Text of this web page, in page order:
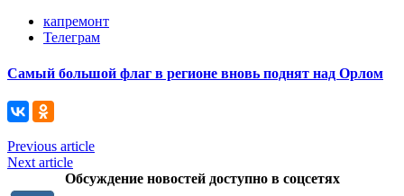
капремонт
Телеграм
Самый большой флаг в регионе вновь поднят над Орлом
Previous article
Next article
Обсуждение новостей доступно в соцсетях